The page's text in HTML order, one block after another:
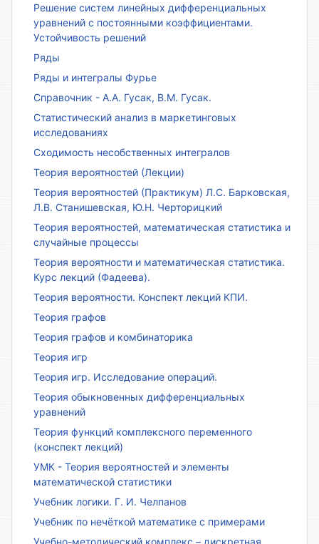
Решение систем линейных дифференциальных
уравнений с постоянными коэффициентами.
Устойчивость решений
Ряды
Ряды и интегралы Фурье
Справочник - А.А. Гусак, В.М. Гусак.
Статистический анализ в маркетинговых
исследованиях
Сходимость несобственных интегралов
Теория вероятностей (Лекции)
Теория вероятностей (Практикум) Л.С. Барковская,
Л.В. Станишевская, Ю.Н. Черторицкий
Теория вероятностей, математическая статистика и
случайные процессы
Теория вероятности и математическая статистика.
Курс лекций (Фадеева).
Теория вероятности. Конспект лекций КПИ.
Теория графов
Теория графов и комбинаторика
Теория игр
Теория игр. Исследование операций.
Теория обыкновенных дифференциальных
уравнений
Теория функций комплексного переменного
(конспект лекций)
УМК - Теория вероятностей и элементы
математической статистики
Учебник логики. Г. И. Челпанов
Учебник по нечёткой математике с примерами
Учебно-методический комплекс – дискретная